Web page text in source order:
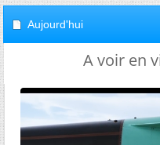
Aujourd'hui
A voir en